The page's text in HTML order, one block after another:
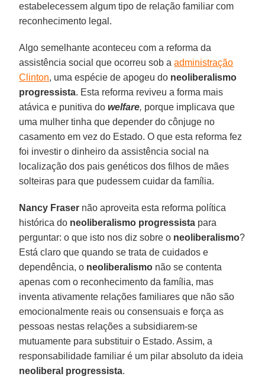
estabelecessem algum tipo de relação familiar com
reconhecimento legal.
Algo semelhante aconteceu com a reforma da
assistência social que ocorreu sob aadministração
Clinton, uma espécie de apogeu do neoliberalismo
progressista. Esta reforma reviveu a forma mais
atávica e punitiva dowelfare, porque implicava que
uma mulher tinha que depender do cônjuge no
casamento em vez do Estado. O que esta reforma fez
foi investir o dinheiro da assistência social na
localização dos pais genéticos dos filhos de mães
solteiras para que pudessem cuidar da família.
Nancy Fraser não aproveita esta reforma política
histórica do neoliberalismo progressista para
perguntar: o que isto nos diz sobre o neoliberalismo?
Está claro que quando se trata de cuidados e
dependência, o neoliberalismo não se contenta
apenas com o reconhecimento da família, mas
inventa ativamente relações familiares que não são
emocionalmente reais ou consensuais e força as
pessoas nestas relações a subsidiarem-se
mutuamente para substituir o Estado. Assim, a
responsabilidade familiar é um pilar absoluto da ideia
neoliberal progressista.